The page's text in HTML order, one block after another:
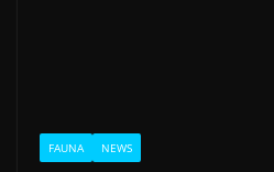
FAUNA NEWS